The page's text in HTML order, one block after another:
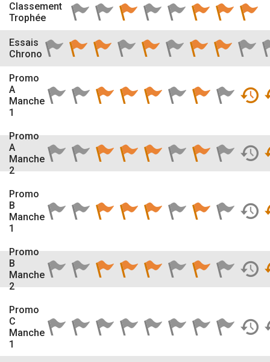
Classement
Trophée
Essais
Chrono
Promo
A
Manche
1
Promo
A
Manche
2
Promo
B
Manche
1
Promo
B
Manche
2
Promo
C
Manche
1